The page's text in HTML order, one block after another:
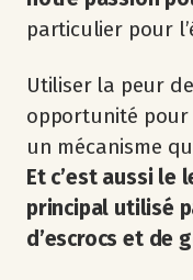
particulier pour
Utiliser la peur
opportunité pour
un mécanisme
Et c’est aussi le
principal utilisé
d’escrocs et de